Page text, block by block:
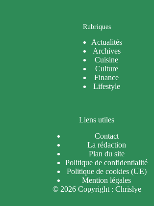
Rubriques
Actualités
Archives
Cuisine
Culture
Finance
Lifestyle
Liens utiles
Contact
La rédaction
Plan du site
Politique de confidentialité
Politique de cookies (UE)
Mention légales
© 2026 Copyright : Chrislye